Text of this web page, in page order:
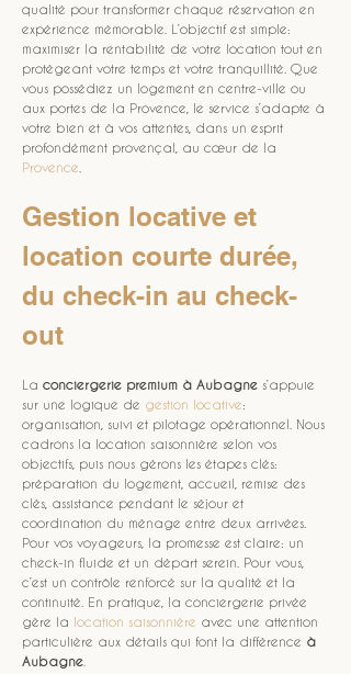
qualité pour transformer chaque réservation en
expérience mémorable. L’objectif est simple:
maximiser la rentabilité de votre location tout en
protégeant votre temps et votre tranquillité. Que
vous possédiez un logement en centre-ville ou
aux portes de la Provence, le service s’adapte à
votre bien et à vos attentes, dans un esprit
profondément provençal, au cœur de la
Provence
Gestion locative et
location courte durée,
du check-in au check-
out
La conciergerie premium à Aubagne s’appuie
sur une logique de gestion locative:
organisation, suivi et pilotage opérationnel. Nous
cadrons la location saisonnière selon vos
objectifs, puis nous gérons les étapes clés:
préparation du logement, accueil, remise des
clés, assistance pendant le séjour et
coordination du ménage entre deux arrivées.
Pour vos voyageurs, la promesse est claire: un
check-in fluide et un départ serein. Pour vous,
c’est un contrôle renforcé sur la qualité et la
continuité. En pratique, la conciergerie privée
gère la location saisonnière avec une attention
particulière aux détails qui font la différence à
Aubagne